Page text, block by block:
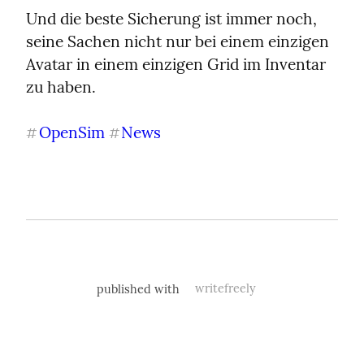
Und die beste Sicherung ist immer noch,
seine Sachen nicht nur bei einem einzigen
Avatar in einem einzigen Grid im Inventar
zu haben.
#OpenSim #News
published with writefreely